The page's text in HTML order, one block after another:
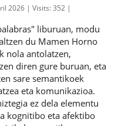
2026 Visits:352
liburuan, modu
du Mamen Horno
nola antolatzen,
diren gure buruan, eta
sare semantikoek
eta komunikazioa.
ez dela elementu
kognitibo eta afektibo